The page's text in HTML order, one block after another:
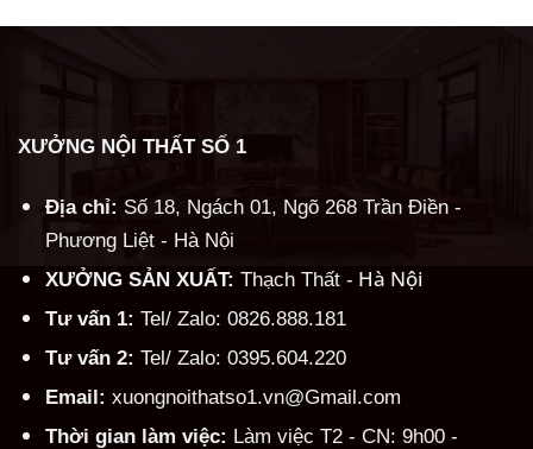
XƯỞNG NỘI THẤT SỐ 1
Địa chỉ: Số 18, Ngách 01, Ngõ 268 Trần Điền -
Phương Liệt - Hà Nội
XƯỞNG SẢN XUẤT: Thạch Thất - Hà Nội
Tư vấn 1: Tel/ Zalo: 0826.888.181
Tư vấn 2: Tel/ Zalo: 0395.604.220
Email: xuongnoithatso1.vn@Gmail.com
Thời gian làm việc: Làm việc T2 - CN: 9h00 -